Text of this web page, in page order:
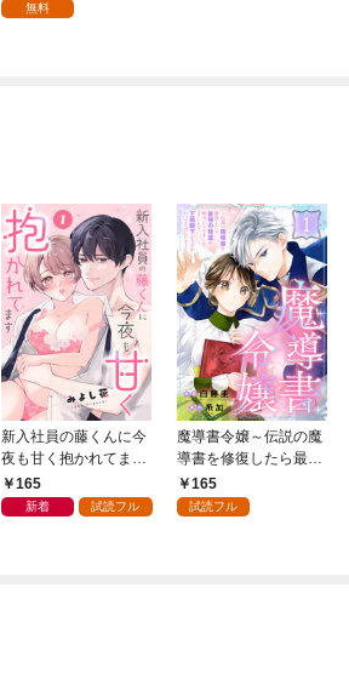
無料
新入社員の藤くんに今
夜も甘く抱かれてます
［ばら売り］ 第1話
165
新着 試読フル
魔導書令嬢～伝説の魔
導書を修復したら最強
の精霊が味方になりま
した（クールな王弟殿
165
試読フル